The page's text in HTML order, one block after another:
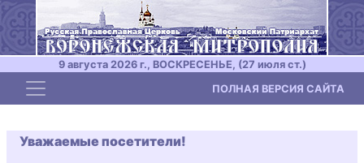
9 августа 2026 г., ВОСКРЕСЕНЬЕ, (27 июля ст.)
Toggle navigation ПОЛНАЯ ВЕРСИЯ САЙТА
Уважаемые посетители!